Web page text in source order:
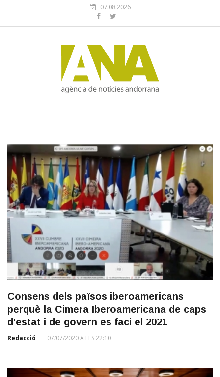
07.08.2026
Consens dels països iberoamericans
perquè la Cimera Iberoamericana de caps
d'estat i de govern es faci el 2021
Redacció 07/07/2020 A LES 22:10